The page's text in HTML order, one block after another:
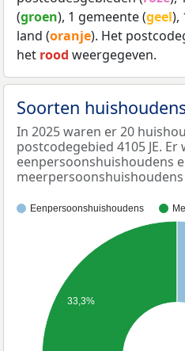
(groen), 1 gemeente (geel),
land (oranje). Het
het rood weergegeven.
Soorten
In 2025 waren er 20
postcodegebied 4105 JE. Er
eenpersoonshuishoudens
meerpersoonshuishoudens
Eenpersoonshuishoudens
33,3%